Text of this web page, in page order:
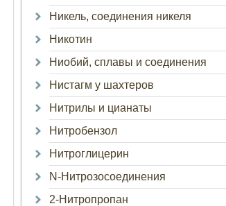
Никель, соединения никеля
Никотин
Ниобий, сплавы и соединения
Нистагм у шахтеров
Нитрилы и цианаты
Нитробензол
Нитроглицерин
N-Нитрозосоединения
2-Нитропропан